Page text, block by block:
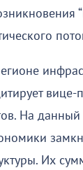
вице-
На данный
Их